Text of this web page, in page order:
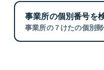
事業所の個別番号を
事業所の７けたの個別